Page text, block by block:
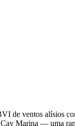
de ventos alísios
Marina — uma